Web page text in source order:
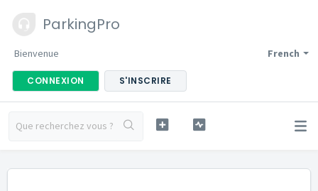
ParkingPro
French
Bienvenue
CONNEXION S'INSCRIRE